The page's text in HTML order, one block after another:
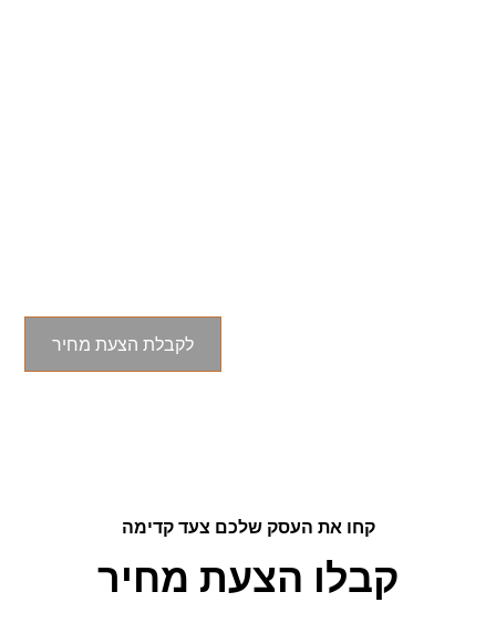
לקבלת הצעת מחיר
קחו את העסק שלכם צעד קדימה
קבלו הצעת מחיר